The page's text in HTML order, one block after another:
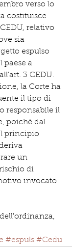
verso lo
costituisce
relativo
sia
espulso
paese a
3 CEDU.
la Corte ha
il tipo di
responsabile il
poichè dal
principio
un
di
invocato
#espuls #Cedu